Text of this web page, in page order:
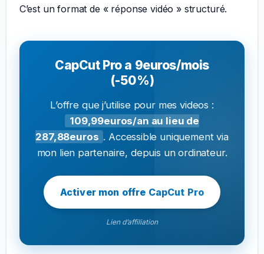
C’est un format de « réponse vidéo » structuré.
CapCut Pro a 9euros/mois
(-50%)
L’offre que j’utilise pour mes videos :
109,99euros/an au lieu de
287,88euros . Accessible uniquement via
mon lien partenaire, depuis un ordinateur.
Activer mon offre CapCut Pro
Lien d’affiliation